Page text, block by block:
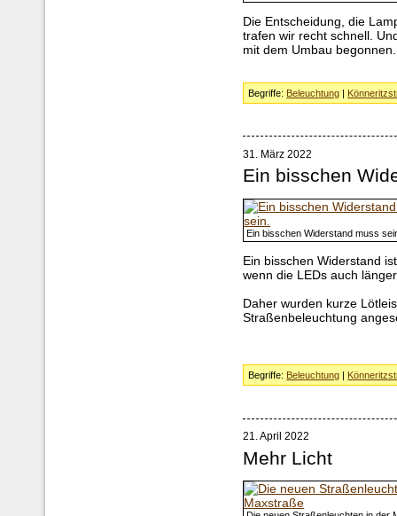
Die Entscheidung, die
trafen wir recht schnell.
mit dem Umbau begonnen.
Begriffe: Beleuchtung |
31. März 2022
Ein bisschen
Ein bisschen Widerstand muss
Ein bisschen Widerstand
wenn die LEDs auch
Daher wurden kurze
Straßenbeleuchtung
Begriffe: Beleuchtung |
21. April 2022
Mehr Licht